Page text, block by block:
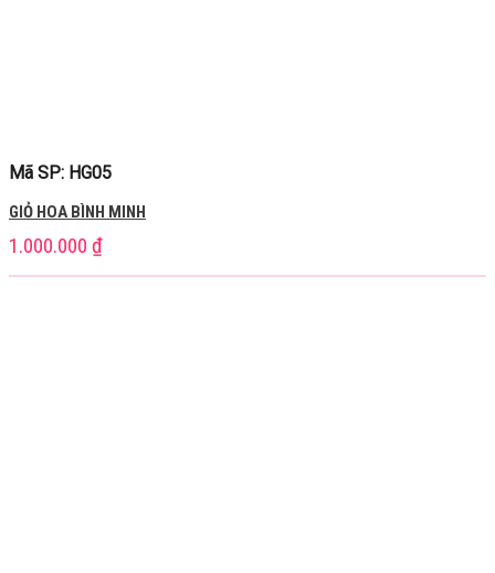
Mã SP: HG05
GIỎ HOA BÌNH MINH
1.000.000 ₫